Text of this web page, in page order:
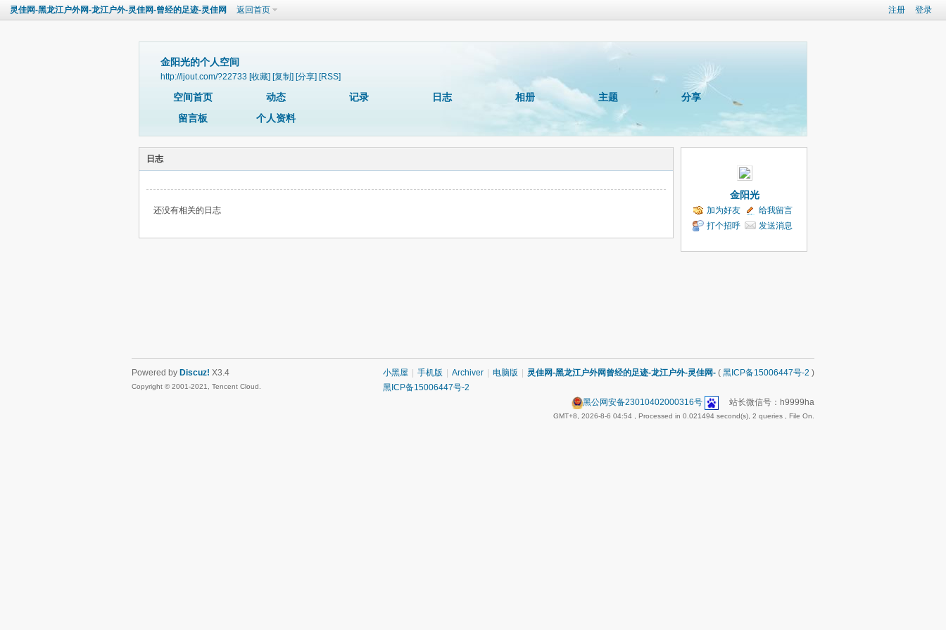
注册 登录
灵佳网-黑龙江户外网-龙江户外-灵佳网-曾经的足迹-灵佳网 返回首页
金阳光的个人空间
http://ljout.com/?22733 [收藏] [复制] [分享] [RSS]
空间首页 动态 记录 日志 相册 主题
分享
留言板
个人资料
日志
还没有相关的日志
金阳光
加为好友
给我留言
打个招呼
发送消息
小黑屋 手机版 Archiver 电脑版 灵佳网-黑龙江户外网曾经的足迹-龙江户外-灵佳网- ( 黑ICP备15006447号-2 )
黑ICP备15006447号-2
黑公网安备23010402000316号
站长微信号：h9999ha
GMT+8, 2026-8-6 04:54 , Processed in 0.021494 second(s), 2 queries , File On.
Powered by Discuz! X3.4
Copyright © 2001-2021, Tencent Cloud.